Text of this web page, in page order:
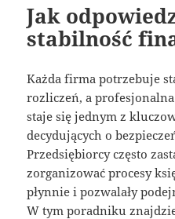
Jak
stabilność
Każda firma potrzebuje
rozliczeń, a
staje się jednym z
decydujących o
Przedsiębiorcy często
zorganizować procesy
płynnie i pozwalały
W tym poradniku